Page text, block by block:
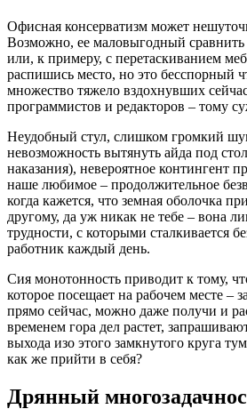
Офисная консерватизм может
Возможно, ее маловыгодный сравнить
или, к примеру, с перетаскиванием
распишись место, но это бесспорный
множество тяжело вздохнувших
программистов и редакторов – тому
Неудобный стул, слишком громкий
невозможность вытянуть айда под
наказания), невероятное контингент
наше любимое – продолжительное
когда кажется, что земная оболочка
другому, да уж никак не тебе – вона
трудности, с которыми сталкивается
работник каждый день.
Сия монотонность приводит к тому,
которое посещает на рабочем месте –
прямо сейчас, можно даже получи и
временем гора дел растет,
выхода изо этого замкнутого круга
как же прийти в себя?
Дрянный